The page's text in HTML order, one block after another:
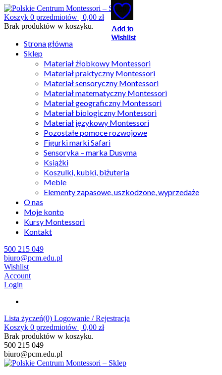
Koszyk 0 przedmiotów | 0,00 zł
Brak produktów w koszyku.
Strona główna
Sklep
Materiał żłobkowy Montessori
Materiał praktyczny Montessori
Materiał sensoryczny Montessori
Materiał matematyczny Montessori
Materiał geograficzny Montessori
Materiał biologiczny Montessori
Materiał językowy Montessori
Pozostałe pomoce rozwojowe
Figurki marki Safari
Sensoryka – marka Dusyma
Książki
Koszulki, kubki, biżuteria
Meble
Elementy zapasowe, uszkodzone, wyprzedaże
O nas
Moje konto
Kursy Montessori
Kontakt
500 215 049
biuro@pcm.edu.pl
Wishlist
Account
Login
Lista życzeń(0) Logowanie / Rejestracja
Koszyk 0 przedmiotów | 0,00 zł
Brak produktów w koszyku.
500 215 049
biuro@pcm.edu.pl
Add to
Wishlist
Add to
Wishlist
Add to
Wishlist
Add to
Wishlist
Add to
Wishlist